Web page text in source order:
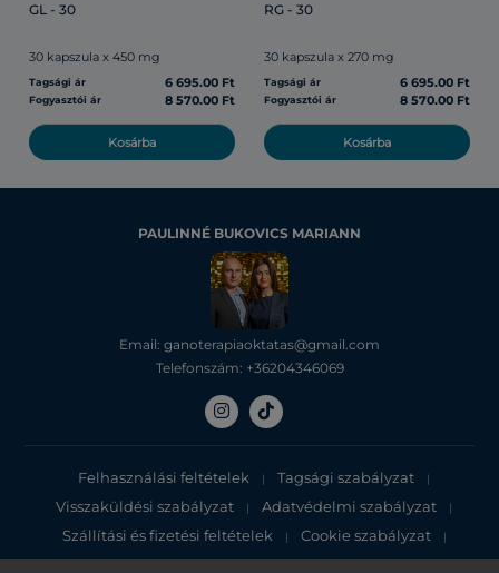
GL - 30
30 kapszula x 450 mg
Tagsági ár 6 695.00 Ft
Fogyasztói ár 8 570.00 Ft
Kosárba
RG - 30
30 kapszula x 270 mg
Tagsági ár 6 695.00 Ft
Fogyasztói ár 8 570.00 Ft
Kosárba
PAULINNÉ BUKOVICS MARIANN
Email: ganoterapiaoktatas@gmail.com
Telefonszám: +36204346069
Felhasználási feltételek | Tagsági szabályzat |
Visszaküldési szabályzat | Adatvédelmi szabályzat |
Szállítási és fizetési feltételek | Cookie szabályzat |
Adatvédelmi tájékoztató